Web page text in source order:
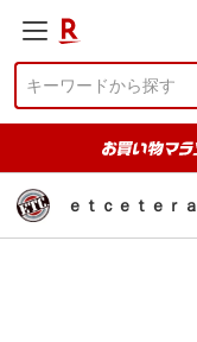
ｅｔｃｅｔｅｒａ